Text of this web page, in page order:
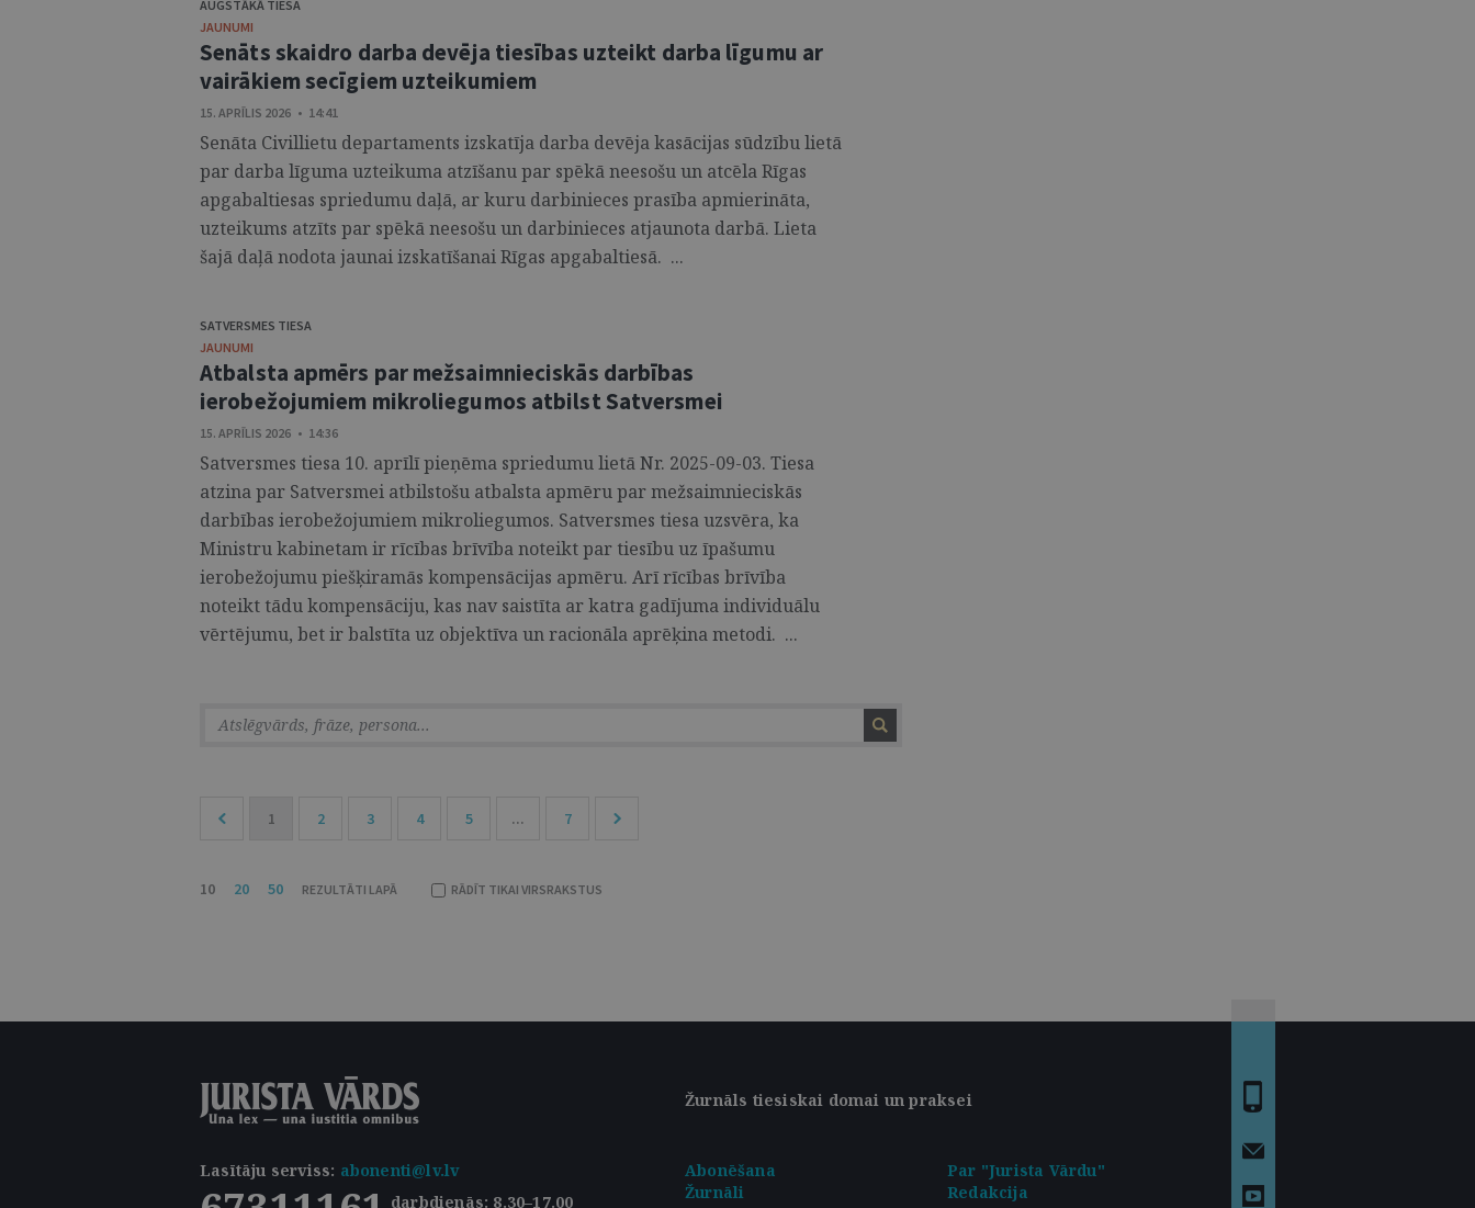
AUGSTĀKĀ TIESA
JAUNUMI
Senāts skaidro darba devēja tiesības uzteikt darba līgumu ar
vairākiem secīgiem uzteikumiem
15. APRĪLIS 2026 • 14:41
Senāta Civillietu departaments izskatīja darba devēja kasācijas sūdzību lietā
par darba līguma uzteikuma atzīšanu par spēkā neesošu un atcēla Rīgas
apgabaltiesas spriedumu daļā, ar kuru darbinieces prasība apmierināta,
uzteikums atzīts par spēkā neesošu un darbinieces atjaunota darbā. Lieta
šajā daļā nodota jaunai izskatīšanai Rīgas apgabaltiesā. ...
SATVERSMES TIESA
JAUNUMI
Atbalsta apmērs par mežsaimnieciskās darbības
ierobežojumiem mikroliegumos atbilst Satversmei
15. APRĪLIS 2026 • 14:36
Satversmes tiesa 10. aprīlī pieņēma spriedumu lietā Nr. 2025-09-03. Tiesa
atzina par Satversmei atbilstošu atbalsta apmēru par mežsaimnieciskās
darbības ierobežojumiem mikroliegumos. Satversmes tiesa uzsvēra, ka
Ministru kabinetam ir rīcības brīvība noteikt par tiesību uz īpašumu
ierobežojumu piešķiramās kompensācijas apmēru. Arī rīcības brīvība
noteikt tādu kompensāciju, kas nav saistīta ar katra gadījuma individuālu
vērtējumu, bet ir balstīta uz objektīva un racionāla aprēķina metodi. ...
1 2 3 4 5 ... 7
10 20 50 REZULTĀTI LAPĀ RĀDĪT TIKAI VIRSRAKSTUS
Žurnāls tiesiskai domai un praksei
Lasītāju serviss: abonenti@lv.lv
darbdienās: 8.30–17.00
Abonēšana
Par "Jurista Vārdu"
Žurnāli
Redakcija